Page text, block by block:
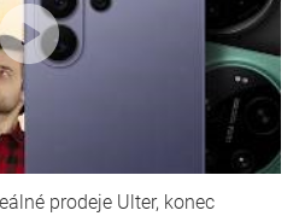
prodeje Ulter, konec